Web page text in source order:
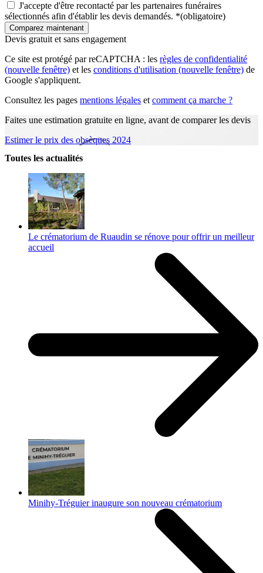
J'accepte d'être recontacté par les partenaires funéraires
sélectionnés afin d'établir les devis demandés. *(obligatoire)
Devis gratuit et sans engagement
Ce site est protégé par reCAPTCHA : les règles de confidentialité
(nouvelle fenêtre) et les conditions d'utilisation (nouvelle fenêtre) de
Google s'appliquent.
Consultez les pages mentions légales et comment ça marche ?
Faites une estimation gratuite en ligne, avant de comparer les devis
Estimer le prix des obsèques 2024
Toutes les actualités
Le crématorium de Ruaudin se rénove pour offrir un meilleur
accueil
Minihy-Tréguier inaugure son nouveau crématorium